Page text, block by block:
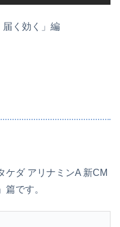
届く効く」編
ケダ アリナミンA 新CM
です。